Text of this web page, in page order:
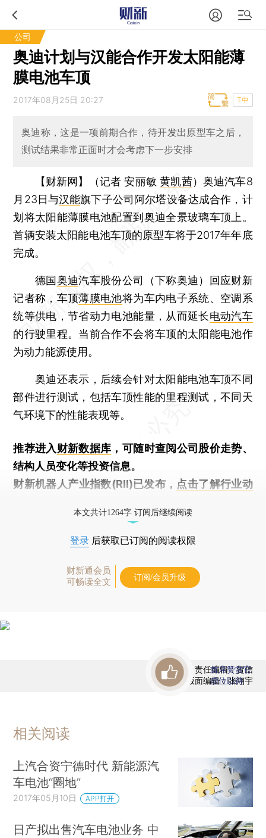
公司
奥迪计划与汉能合作开发太阳能薄
膜电池车顶
2017年08月25日 20:27 T中
奥迪称，这是一项前期合作，待开发出原型车之后，
测试结果非常正面时才会考虑下一步安排
【财新网】（记者 安丽敏黄凯茜） 奥迪汽车8
月23日与汉能旗下子公司阿尔塔设备达成合作，计
划将太阳能薄膜电池配置到奥迪全景玻璃车顶上。
首辆安装太阳能电池车顶的原型车将于2017年年底
完成。
德国奥迪汽车股份公司（下称奥迪）回应财新
记者称，车顶薄膜电池将为车内电子系统、空调系
统等供电，节省动力电池能量，从而延长电动汽车
的行驶里程。当前合作不会将车顶的太阳能电池作
为动力能源使用。
奥迪还表示，后续会针对太阳能电池车顶不同
部件进行测试，包括车顶性能的里程测试，不同天
气环境下的性能表现等。
推荐进入财新数据库 ，可随时查阅公司股价走势、
结构人员变化等投资信息。
财新机器人产业指数(RII)已发布， 点击了解行业动
本文共计1264字 订阅后继续阅读
登录 后获取已订阅的阅读权限
财新通会员
可畅读全文
订阅/会员升级
责任编辑：贺信
版面编辑：张翔宇
首席赞赏官
虚位以待
相关阅读
上汽合资宁德时代 新能源汽
车电池“圈地”
2017年05月10日 APP打开
日产拟出售汽车电池业务 中